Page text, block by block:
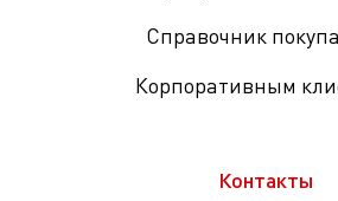
Справочник
Корпоративным
Контакты